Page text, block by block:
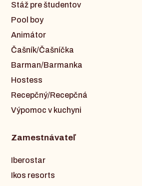
Stáž pre študentov
Pool boy
Animátor
Čašník/Čašníčka
Barman/Barmanka
Hostess
Recepčný/Recepčná
Výpomoc v kuchyni
Zamestnávateľ
Iberostar
Ikos resorts